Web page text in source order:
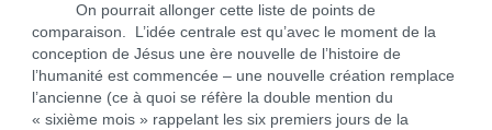
On pourrait allonger cette liste de points de
comparaison. L’idée centrale est qu’avec le moment de la
conception de Jésus une ère nouvelle de l’histoire de
l’humanité est commencée – une nouvelle création remplace
l’ancienne (ce à quoi se réfère la double mention du
« sixième mois » rappelant les six premiers jours de la